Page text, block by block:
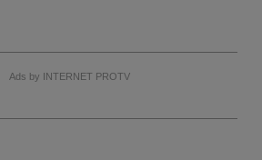
Ads by INTERNET PROTV